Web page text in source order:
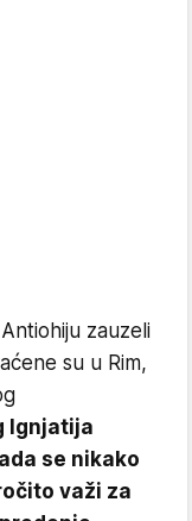
zauzeli
su u Rim,
Ignjatija
se nikako
važi za